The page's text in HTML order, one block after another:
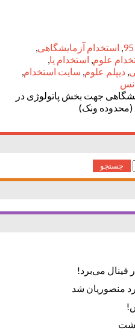
, استخدام آزمایشگاهی,
علوم, استخدام یا,
, دیپلم علوم, سایت استخدام,
جهت بخش پاتولوژی در
فینال می‌برد!
منصوریان شد